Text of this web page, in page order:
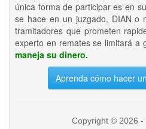
única forma de participar es en
se hace en un juzgado, DIAN o
tramitadores que prometen
experto en remates se limitará a
maneja su dinero.
Aprenda cómo hacer
Copyright © 2026 -